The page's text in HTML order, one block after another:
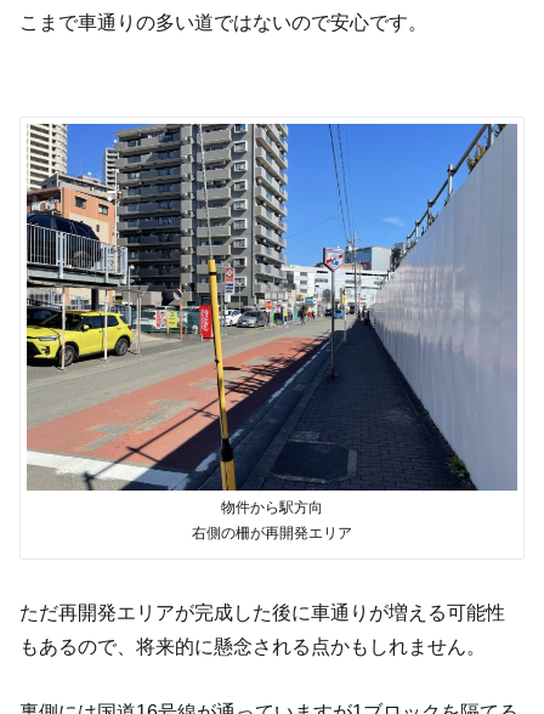
こまで車通りの多い道ではないので安心です。
物件から駅方向
右側の柵が再開発エリア
ただ再開発エリアが完成した後に車通りが増える可能性
もあるので、将来的に懸念される点かもしれません。